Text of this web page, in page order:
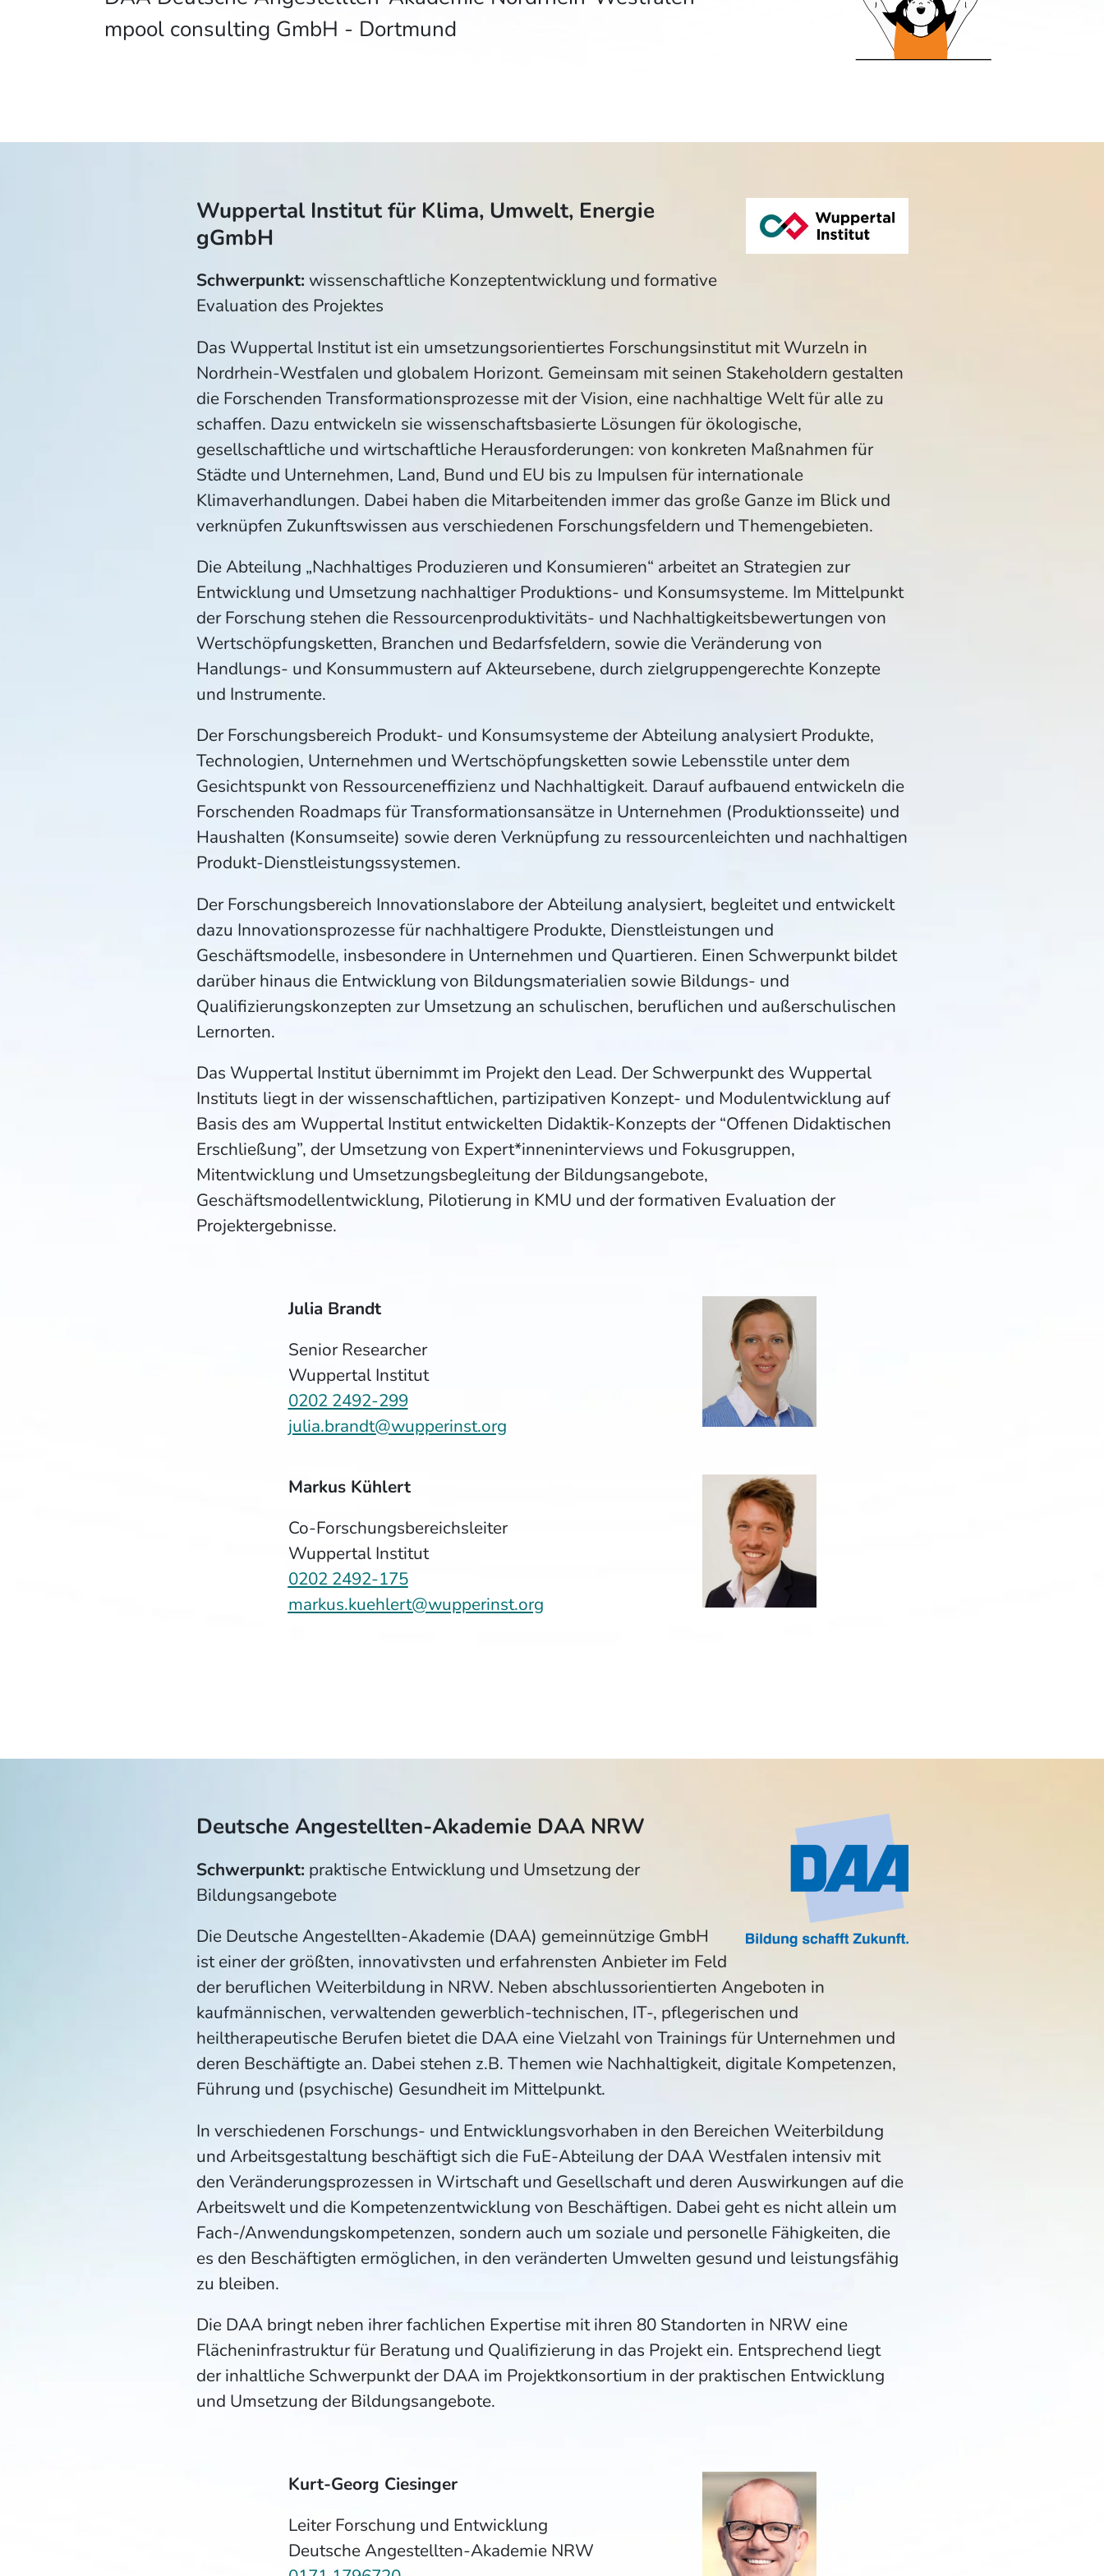
mpool consulting GmbH - Dortmund
Wuppertal Institut für Klima, Umwelt, Energie
gGmbH
Schwerpunkt: wissenschaftliche Konzeptentwicklung und formative
Evaluation des Projektes
Das Wuppertal Institut ist ein umsetzungsorientiertes Forschungsinstitut mit Wurzeln in
Nordrhein-Westfalen und globalem Horizont. Gemeinsam mit seinen Stakeholdern gestalten
die Forschenden Transformationsprozesse mit der Vision, eine nachhaltige Welt für alle zu
schaffen. Dazu entwickeln sie wissenschaftsbasierte Lösungen für ökologische,
gesellschaftliche und wirtschaftliche Herausforderungen: von konkreten Maßnahmen für
Städte und Unternehmen, Land, Bund und EU bis zu Impulsen für internationale
Klimaverhandlungen. Dabei haben die Mitarbeitenden immer das große Ganze im Blick und
verknüpfen Zukunftswissen aus verschiedenen Forschungsfeldern und Themengebieten.
Die Abteilung „Nachhaltiges Produzieren und Konsumieren“ arbeitet an Strategien zur
Entwicklung und Umsetzung nachhaltiger Produktions- und Konsumsysteme. Im Mittelpunkt
der Forschung stehen die Ressourcenproduktivitäts- und Nachhaltigkeitsbewertungen von
Wertschöpfungsketten, Branchen und Bedarfsfeldern, sowie die Veränderung von
Handlungs- und Konsummustern auf Akteursebene, durch zielgruppengerechte Konzepte
und Instrumente.
Der Forschungsbereich Produkt- und Konsumsysteme der Abteilung analysiert Produkte,
Technologien, Unternehmen und Wertschöpfungsketten sowie Lebensstile unter dem
Gesichtspunkt von Ressourceneffizienz und Nachhaltigkeit. Darauf aufbauend entwickeln die
Forschenden Roadmaps für Transformationsansätze in Unternehmen (Produktionsseite) und
Haushalten (Konsumseite) sowie deren Verknüpfung zu ressourcenleichten und nachhaltigen
Produkt-Dienstleistungssystemen.
Der Forschungsbereich Innovationslabore der Abteilung analysiert, begleitet und entwickelt
dazu Innovationsprozesse für nachhaltigere Produkte, Dienstleistungen und
Geschäftsmodelle, insbesondere in Unternehmen und Quartieren. Einen Schwerpunkt bildet
darüber hinaus die Entwicklung von Bildungsmaterialien sowie Bildungs- und
Qualifizierungskonzepten zur Umsetzung an schulischen, beruflichen und außerschulischen
Lernorten.
Das Wuppertal Institut übernimmt im Projekt den Lead. Der Schwerpunkt des Wuppertal
Instituts liegt in der wissenschaftlichen, partizipativen Konzept- und Modulentwicklung auf
Basis des am Wuppertal Institut entwickelten Didaktik-Konzepts der “Offenen Didaktischen
Erschließung”, der Umsetzung von Expert*inneninterviews und Fokusgruppen,
Mitentwicklung und Umsetzungsbegleitung der Bildungsangebote,
Geschäftsmodellentwicklung, Pilotierung in KMU und der formativen Evaluation der
Projektergebnisse.
Julia Brandt
Senior Researcher
Wuppertal Institut
0202 2492-299
julia.brandt@wupperinst.org
Markus Kühlert
Co-Forschungsbereichsleiter
Wuppertal Institut
0202 2492-175
markus.kuehlert@wupperinst.org
Deutsche Angestellten-Akademie DAA NRW
Schwerpunkt: praktische Entwicklung und Umsetzung der
Bildungsangebote
Die Deutsche Angestellten-Akademie (DAA) gemeinnützige GmbH
ist einer der größten, innovativsten und erfahrensten Anbieter im Feld
der beruflichen Weiterbildung in NRW. Neben abschlussorientierten Angeboten in
kaufmännischen, verwaltenden gewerblich-technischen, IT-, pflegerischen und
heiltherapeutische Berufen bietet die DAA eine Vielzahl von Trainings für Unternehmen und
deren Beschäftigte an. Dabei stehen z.B. Themen wie Nachhaltigkeit, digitale Kompetenzen,
Führung und (psychische) Gesundheit im Mittelpunkt.
In verschiedenen Forschungs- und Entwicklungsvorhaben in den Bereichen Weiterbildung
und Arbeitsgestaltung beschäftigt sich die FuE-Abteilung der DAA Westfalen intensiv mit
den Veränderungsprozessen in Wirtschaft und Gesellschaft und deren Auswirkungen auf die
Arbeitswelt und die Kompetenzentwicklung von Beschäftigen. Dabei geht es nicht allein um
Fach-/Anwendungskompetenzen, sondern auch um soziale und personelle Fähigkeiten, die
es den Beschäftigten ermöglichen, in den veränderten Umwelten gesund und leistungsfähig
zu bleiben.
Die DAA bringt neben ihrer fachlichen Expertise mit ihren 80 Standorten in NRW eine
Flächeninfrastruktur für Beratung und Qualifizierung in das Projekt ein. Entsprechend liegt
der inhaltliche Schwerpunkt der DAA im Projektkonsortium in der praktischen Entwicklung
und Umsetzung der Bildungsangebote.
Kurt-Georg Ciesinger
Leiter Forschung und Entwicklung
Deutsche Angestellten-Akademie NRW